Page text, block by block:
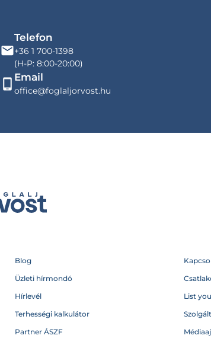
Telefon
+36 1 700-1398
(H-P: 8:00-20:00)
Email
office@foglaljorvost.hu
Blog
Üzleti hírmondó
Hírlevél
Terhességi kalkulátor
Partner ÁSZF
List